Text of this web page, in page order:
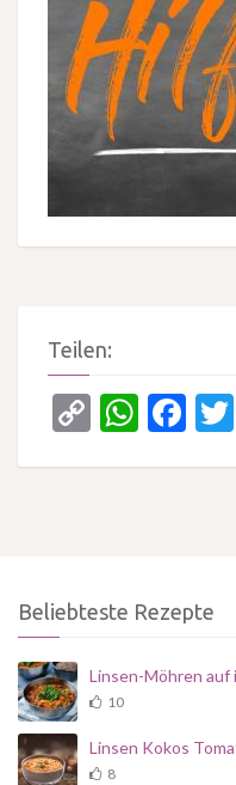
Teilen:
Copy
Beliebteste Rezepte
Linsen-Möhren auf
10
Linsen Kokos
8